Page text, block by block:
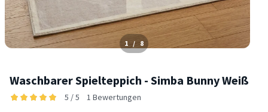
1 / 8
Waschbarer Spielteppich - Simba Bunny Weiß
5 / 5 1 Bewertungen